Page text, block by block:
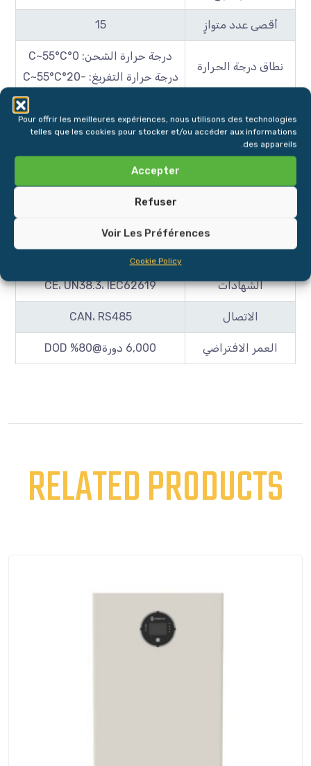
Pour offrir les meilleures expériences, nous utilisons des technologies
telles que les cookies pour stocker et/ou accéder aux informations
des appareils.
Accepter
Refuser
Voir Les Préférences
Cookie Policy
أقصى عدد متوازٍ 15
نطاق درجة الحرارة
درجة حرارة الشحن: 0°C~55°C
درجة حرارة التفريغ: -20°C~55°C
درجة الحماية IP65
430Wx191.5Dx630H
مركب على الحائط، مركب على
الأرض
الشهادات CE، UN38.3، IEC62619
الاتصال CAN، RS485
العمر الافتراضي 6,000 دورة@80% DOD
RELATED PRODUCTS